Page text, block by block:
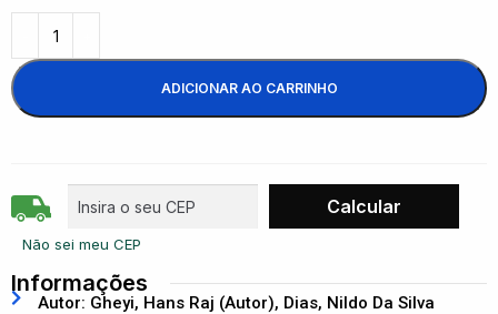
ADICIONAR AO CARRINHO
Não sei meu CEP
Informações
Autor: Gheyi, Hans Raj (Autor), Dias, Nildo Da Silva